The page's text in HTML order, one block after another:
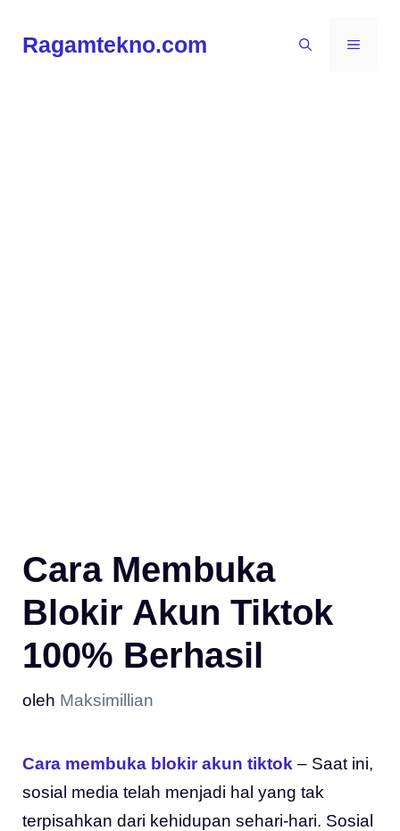
Ragamtekno.com MENU
Cara Membuka
Blokir Akun Tiktok
100% Berhasil
oleh Maksimillian
Cara membuka blokir akun tiktok – Saat ini,
sosial media telah menjadi hal yang tak
terpisahkan dari kehidupan sehari-hari. Sosial